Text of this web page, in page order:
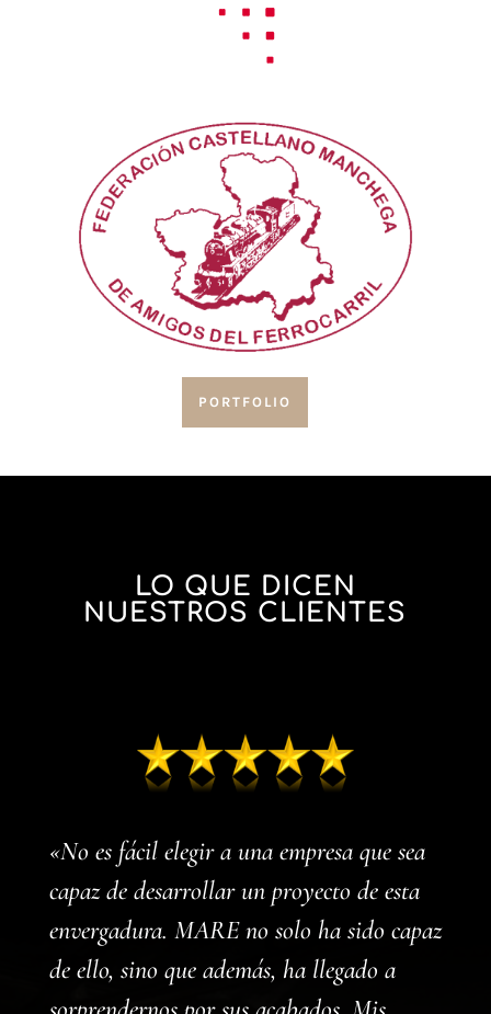
PORTFOLIO
LO QUE DICEN
NUESTROS CLIENTES
«No es fácil elegir a una empresa que sea
capaz de desarrollar un proyecto de esta
envergadura. MARE no solo ha sido capaz
de ello, sino que además, ha llegado a